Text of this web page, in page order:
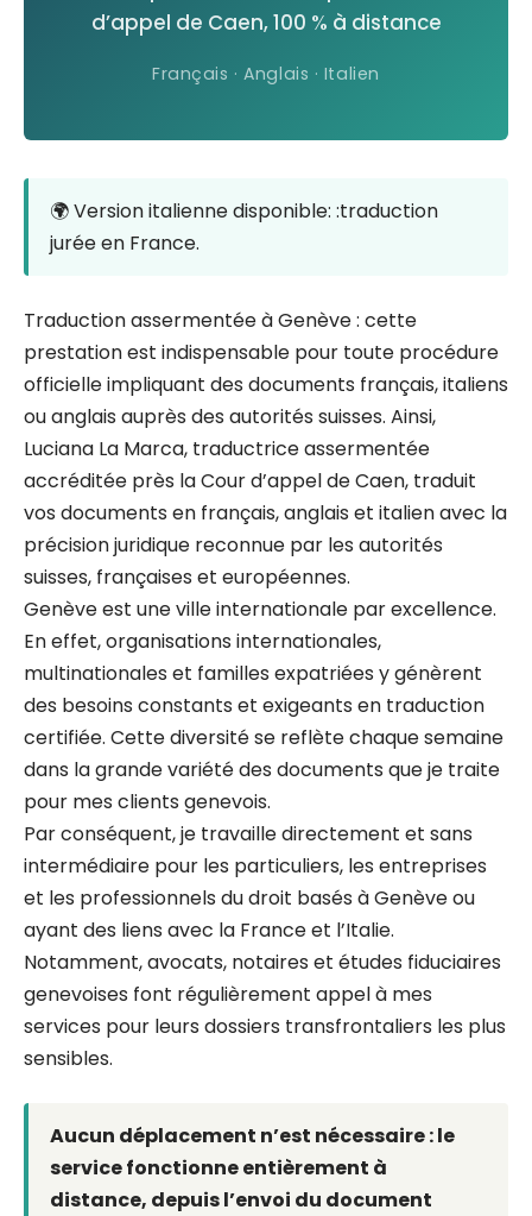
d’appel de Caen, 100 % à distance
Français · Anglais · Italien
🌍 Version italienne disponible: :traduction
jurée en France.
Traduction assermentée à Genève : cette
prestation est indispensable pour toute procédure
officielle impliquant des documents français, italiens
ou anglais auprès des autorités suisses. Ainsi,
Luciana La Marca, traductrice assermentée
accréditée près la Cour d’appel de Caen, traduit
vos documents en français, anglais et italien avec la
précision juridique reconnue par les autorités
suisses, françaises et européennes.
Genève est une ville internationale par excellence.
En effet, organisations internationales,
multinationales et familles expatriées y génèrent
des besoins constants et exigeants en traduction
certifiée. Cette diversité se reflète chaque semaine
dans la grande variété des documents que je traite
pour mes clients genevois.
Par conséquent, je travaille directement et sans
intermédiaire pour les particuliers, les entreprises
et les professionnels du droit basés à Genève ou
ayant des liens avec la France et l’Italie.
Notamment, avocats, notaires et études fiduciaires
genevoises font régulièrement appel à mes
services pour leurs dossiers transfrontaliers les plus
sensibles.
Aucun déplacement n’est nécessaire : le
service fonctionne entièrement à
distance, depuis l’envoi du document